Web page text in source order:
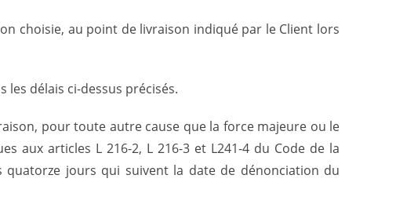
choisie, au point de livraison indiqué par le Client lors
les délais ci-dessus précisés.
pour toute autre cause que la force majeure ou le
aux articles L 216-2, L 216-3 et L241-4 du Code de la
jours qui suivent la date de dénonciation du